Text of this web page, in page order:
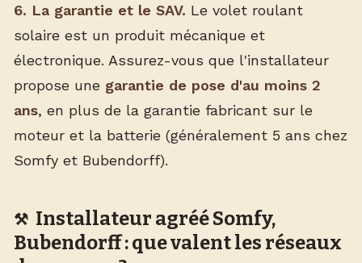
6. La garantie et le SAV. Le volet roulant
solaire est un produit mécanique et
électronique. Assurez-vous que l'installateur
propose une garantie de pose d'au moins 2
ans, en plus de la garantie fabricant sur le
moteur et la batterie (généralement 5 ans chez
Somfy et Bubendorff).
Installateur agréé Somfy,
Bubendorff : que valent les réseaux